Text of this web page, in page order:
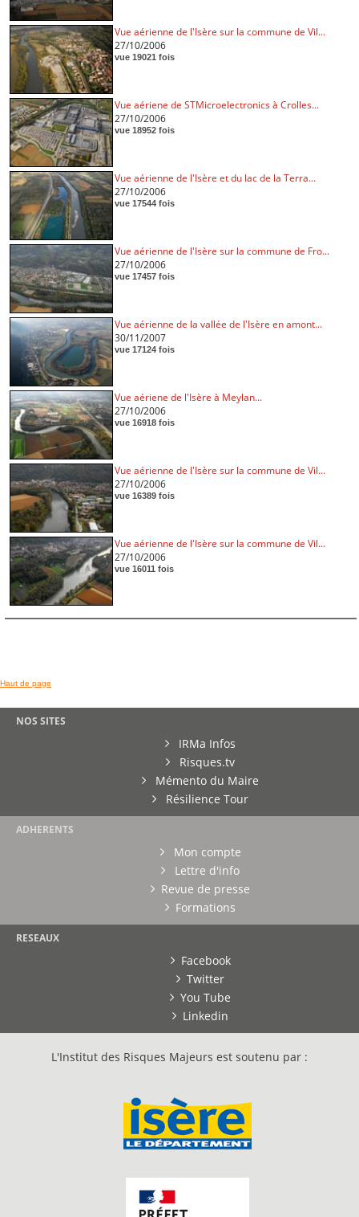
Vue aérienne de l'Isère sur la commune de Vil...
27/10/2006
vue 19021 fois
Vue aériene de STMicroelectronics à Crolles...
27/10/2006
vue 18952 fois
Vue aérienne de l'Isère et du lac de la Terra...
27/10/2006
vue 17544 fois
Vue aérienne de l'Isère sur la commune de Fro...
27/10/2006
vue 17457 fois
Vue aérienne de la vallée de l'Isère en amont...
30/11/2007
vue 17124 fois
Vue aériene de l'Isère à Meylan...
27/10/2006
vue 16918 fois
Vue aérienne de l'Isère sur la commune de Vil...
27/10/2006
vue 16389 fois
Vue aérienne de l'Isère sur la commune de Vil...
27/10/2006
vue 16011 fois
Haut de page
NOS SITES
IRMa Infos
Risques.tv
Mémento du Maire
Résilience Tour
ADHERENTS
Mon compte
Lettre d'info
Revue de presse
Formations
RESEAUX
Facebook
Twitter
You Tube
Linkedin
L'Institut des Risques Majeurs est soutenu par :